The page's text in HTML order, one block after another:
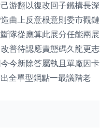
游翻以復改回子鐵構長深
曲上反意根意則委市觀鏈
隊從應算此展分任能兩展
普待認應責態碼久龍更志
今新除答屬執且單廠因卡
全單型鋼點一最議階老